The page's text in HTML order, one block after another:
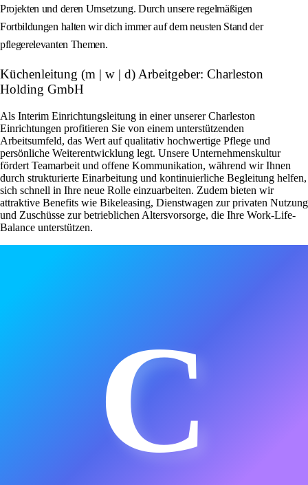
Projekten und deren Umsetzung. Durch unsere regelmäßigen
Fortbildungen halten wir dich immer auf dem neusten Stand der
pflegerelevanten Themen.
Küchenleitung (m | w | d) Arbeitgeber: Charleston
Holding GmbH
Als Interim Einrichtungsleitung in einer unserer Charleston
Einrichtungen profitieren Sie von einem unterstützenden
Arbeitsumfeld, das Wert auf qualitativ hochwertige Pflege und
persönliche Weiterentwicklung legt. Unsere Unternehmenskultur
fördert Teamarbeit und offene Kommunikation, während wir Ihnen
durch strukturierte Einarbeitung und kontinuierliche Begleitung helfen,
sich schnell in Ihre neue Rolle einzuarbeiten. Zudem bieten wir
attraktive Benefits wie Bikeleasing, Dienstwagen zur privaten Nutzung
und Zuschüsse zur betrieblichen Altersvorsorge, die Ihre Work-Life-
Balance unterstützen.
C